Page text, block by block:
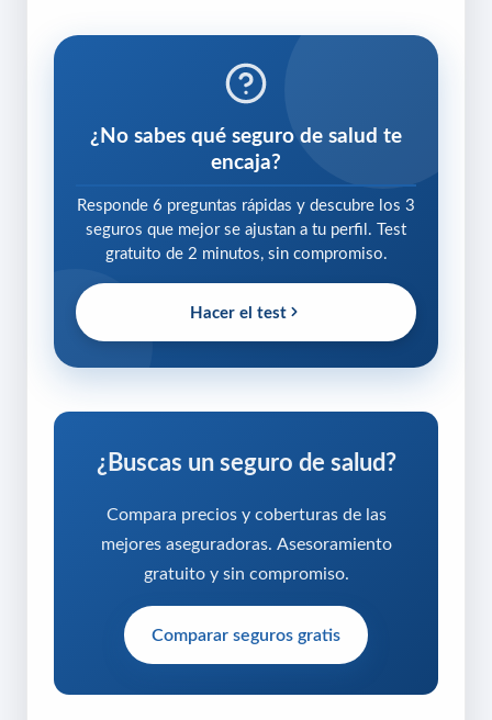
¿No sabes qué seguro de salud te
encaja?
Responde 6 preguntas rápidas y descubre los 3
seguros que mejor se ajustan a tu perfil. Test
gratuito de 2 minutos, sin compromiso.
Hacer el test
¿Buscas un seguro de salud?
Compara precios y coberturas de las
mejores aseguradoras. Asesoramiento
gratuito y sin compromiso.
Comparar seguros gratis